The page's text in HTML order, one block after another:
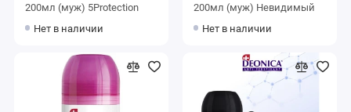
200мл (муж) 5Рrotection
Нет в наличии
200мл (муж) Невидимый
Нет в наличии